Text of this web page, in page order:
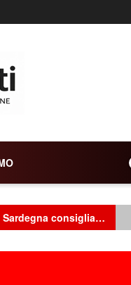
Sardegna consiglia…